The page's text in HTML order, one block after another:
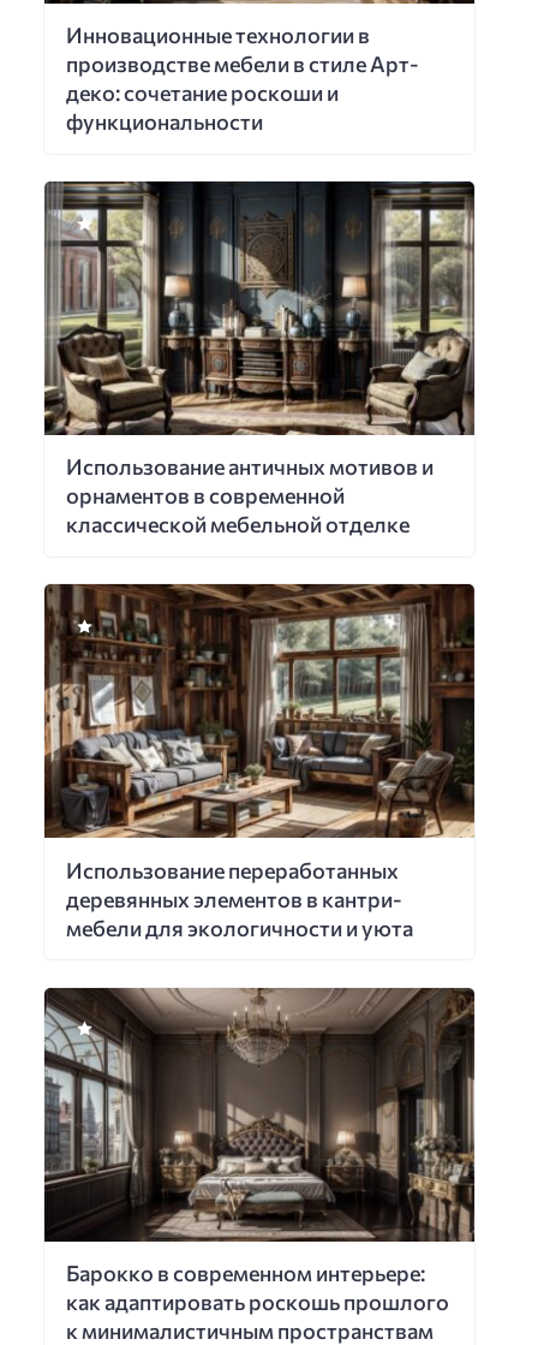
Инновационные технологии в
производстве мебели в стиле Арт-
деко: сочетание роскоши и
функциональности
Использование античных мотивов и
орнаментов в современной
классической мебельной отделке
Использование переработанных
деревянных элементов в кантри-
мебели для экологичности и уюта
Барокко в современном интерьере:
как адаптировать роскошь прошлого
к минималистичным пространствам